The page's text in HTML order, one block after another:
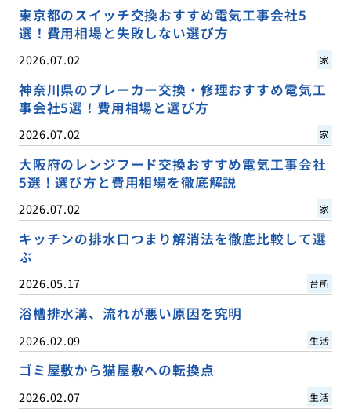
東京都のスイッチ交換おすすめ電気工事会社5
選！費用相場と失敗しない選び方
2026.07.02 家
神奈川県のブレーカー交換・修理おすすめ電気工
事会社5選！費用相場と選び方
2026.07.02 家
大阪府のレンジフード交換おすすめ電気工事会社
5選！選び方と費用相場を徹底解説
2026.07.02 家
キッチンの排水口つまり解消法を徹底比較して選
ぶ
2026.05.17 台所
浴槽排水溝、流れが悪い原因を究明
2026.02.09 生活
ゴミ屋敷から猫屋敷への転換点
2026.02.07 生活